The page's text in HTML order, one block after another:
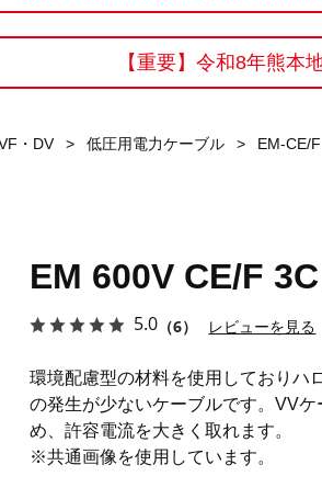
【重要】令和8年熊
・DV > 低圧用電力ケーブル > EM-CE/F
EM 600V CE/F
5.0 （6） レビューを見る
環境配慮型の材料を使用しておりハ
の発生が少ないケーブルです。VV
め、許容電流を大きく取れます。
※共通画像を使用しています。